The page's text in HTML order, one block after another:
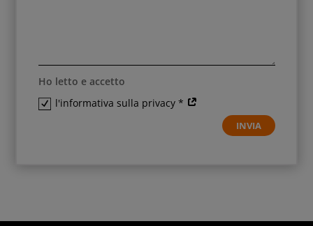
Ho letto e accetto
l'informativa sulla privacy *
INVIA